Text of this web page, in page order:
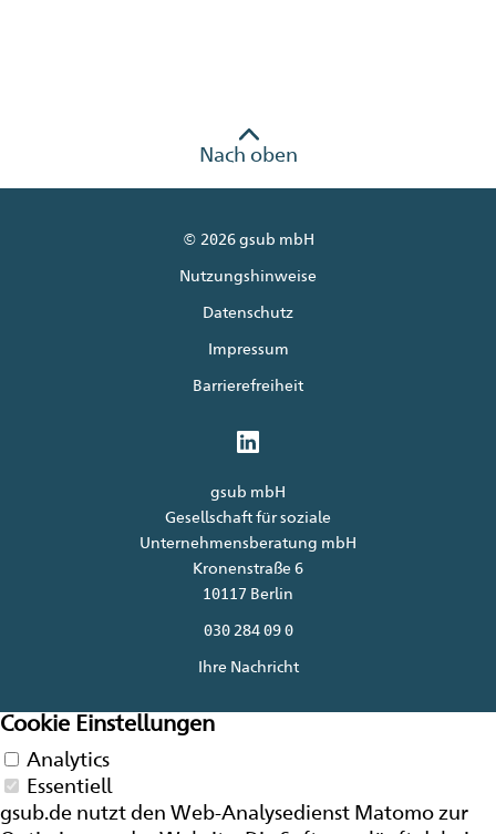
Nach oben
© 2026 gsub mbH
Nutzungshinweise
Datenschutz
Impressum
Barrierefreiheit
gsub mbH
Gesellschaft für soziale
Unternehmensberatung mbH
Kronenstraße 6
10117 Berlin
030 284 09 0
Ihre Nachricht
Cookie Einstellungen
Analytics
Essentiell
gsub.de nutzt den Web-Analysedienst Matomo zur